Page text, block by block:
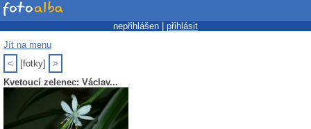
nepřihlášen | přihlásit
Jít na menu
<
[fotky]
>
Kvetoucí zelenec: Václav...